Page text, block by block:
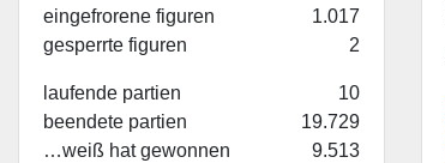
eingefrorene figuren
1.017
gesperrte figuren
2
laufende partien
10
beendete partien
19.729
…weiß hat gewonnen
9.513